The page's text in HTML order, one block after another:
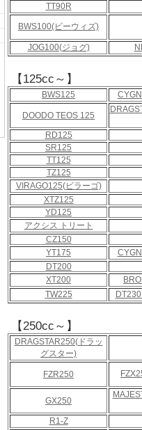
TT90R
BWS100(ビーウィズ)
JOG100(ジョグ)
【125cc～】
BWS125
DOODO TEOS 125
RD125
SR125
TT125
TZ125
VIRAGO125(ビラーゴ)
XTZ125
YD125
アクシス トリート
CZ150
YT175
DT200
XT200
TW225
【250cc～】
DRAGSTAR250(ドラッ
グスター)
FZR250
GX250
R1-Z